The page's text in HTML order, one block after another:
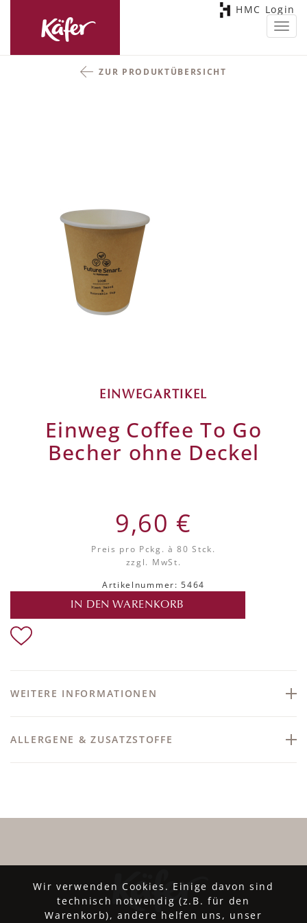
HMC Login
ZUR PRODUKTÜBERSICHT
EINWEGARTIKEL
Einweg Coffee To Go
Becher ohne Deckel
9,60 €
Preis pro Pckg.à 80 Stck.
zzgl. MwSt.
Artikelnummer: 5464
IN DEN WARENKORB
WEITERE INFORMATIONEN
ALLERGENE & ZUSATZSTOFFE
Wir verwenden Cookies. Einige davon sind
technisch notwendig (z.B. für den
Warenkorb), andere helfen uns, unser